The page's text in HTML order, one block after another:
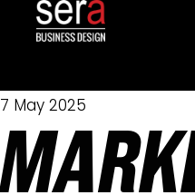
7 May 2025
MARK